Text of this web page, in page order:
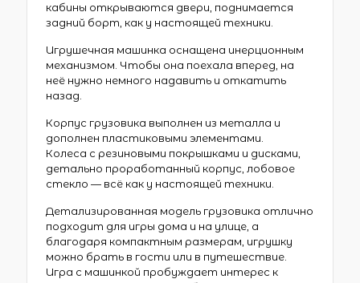
кабины открываются двери, поднимается
задний борт, как у настоящей техники.
Игрушечная машинка оснащена инерционным
механизмом. Чтобы она поехала вперед, на
неё нужно немного надавить и откатить
назад.
Корпус грузовика выполнен из металла и
дополнен пластиковыми элементами.
Колеса с резиновыми покрышками и дисками,
детально проработанный корпус, лобовое
стекло — всё как у настоящей техники.
Детализированная модель грузовика отлично
подходит для игры дома и на улице, а
благодаря компактным размерам, игрушку
можно брать в гости или в путешествие.
Игра с машинкой пробуждает интерес к